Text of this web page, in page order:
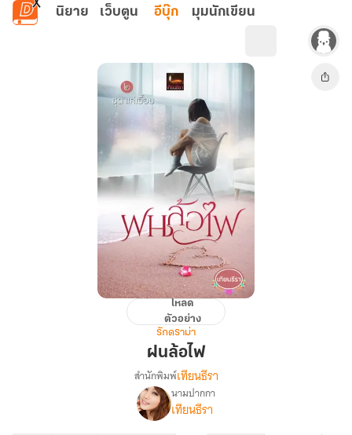
ข้ามไปยังเนื้อหาหลัก
นิยาย เว็บตูน อีบุ๊ก มุมนักเขียน
โหลด
ตัวอย่าง
รักดราม่า
ฝนล้อไฟ
เรื่อง
ฝน
ล้อ
สำนักพิมพ์เทียนธีรา
นามปากกา
เทียนธีรา